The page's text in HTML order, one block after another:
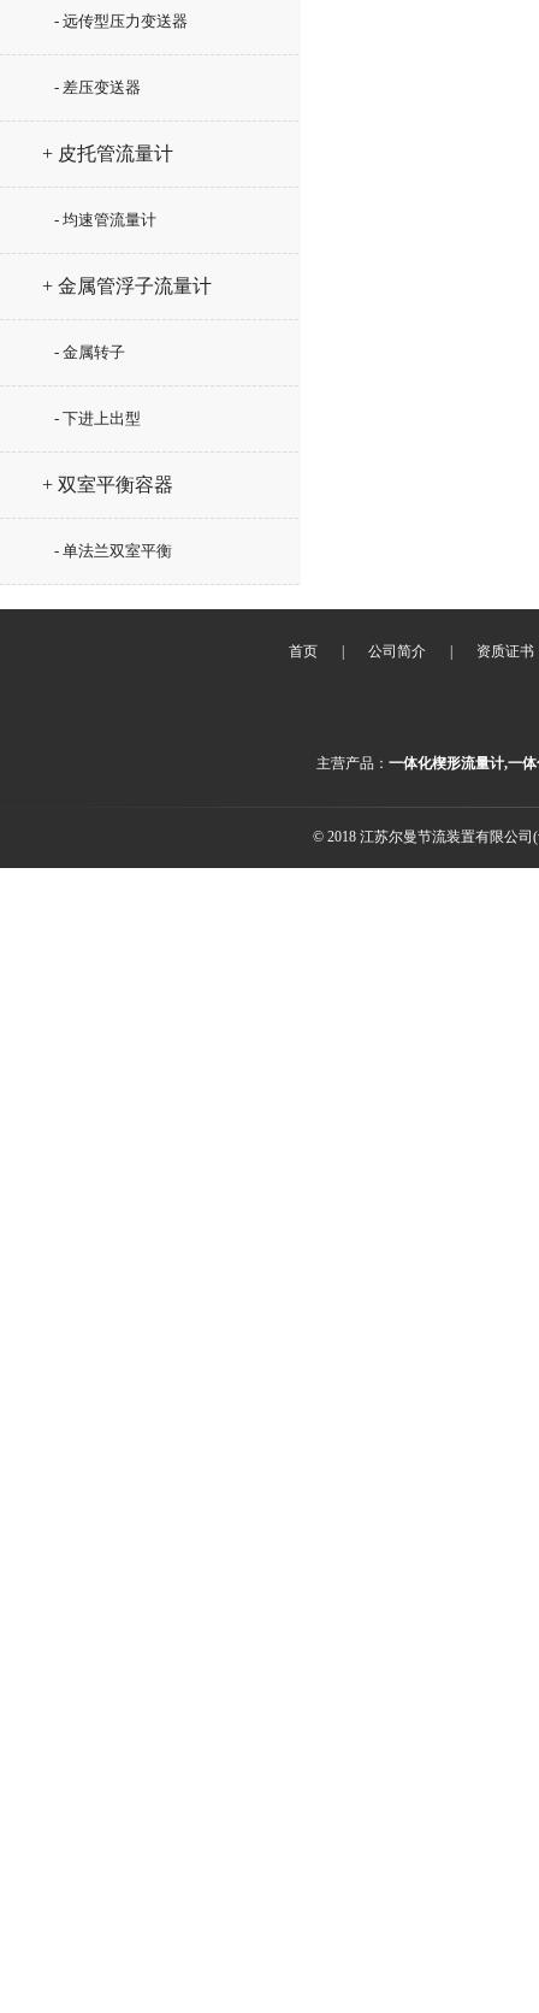
- 远传型压力变送器
- 差压变送器
+ 皮托管流量计
- 均速管流量计
+ 金属管浮子流量计
- 金属转子
- 下进上出型
+ 双室平衡容器
- 单法兰双室平衡
首页 公司简介 资质证书
主营产品：一体化楔形流量计,一
© 2018 江苏尔曼节流装置有限公司